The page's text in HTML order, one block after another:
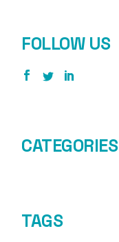
FOLLOW US
CATEGORIES
TAGS